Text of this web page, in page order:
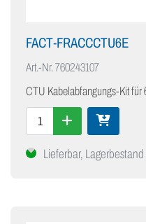
FACT-FRACCCTU6E
Art.-Nr.760243107
CTU Kabelabfangungs-Kit
Lieferbar,